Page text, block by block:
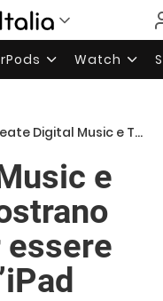
Watch
Music e TekServe ci mostrano cosa serve per essere musicisti con l’iPad
e
essere